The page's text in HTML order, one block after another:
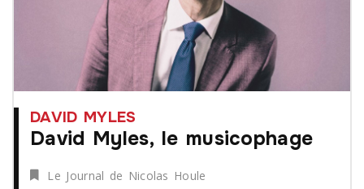
DAVID MYLES
David Myles, le musicophage
Le Journal de Nicolas Houle